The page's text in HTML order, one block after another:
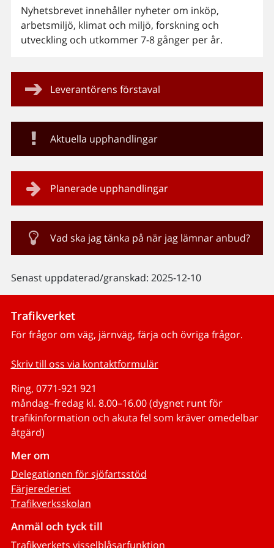
Nyhetsbrevet innehåller nyheter om inköp,
arbetsmiljö, klimat och miljö, forskning och
utveckling och utkommer 7-8 gånger per år.
Leverantörens förstaval
Aktuella upphandlingar
Planerade upphandlingar
Vad ska jag tänka på när jag lämnar anbud?
Senast uppdaterad/granskad: 2025-12-10
Trafikverket
För frågor om väg, järnväg, färja och övriga frågor.
Skriv till oss via kontaktformulär
Ring, 0771-921 921
måndag–fredag kl. 8.00–16.00 (dygnet runt för
trafikinformation och akuta fel som kräver omedelbar
åtgärd)
Mer om
Delegationen för sjöfartsstöd
Färjerederiet
Trafikverksskolan
Anmäl och tyck till
Trafikverkets visselblåsarfunktion